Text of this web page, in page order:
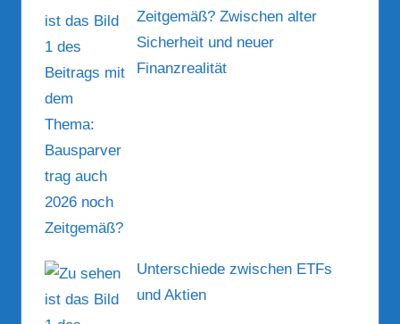
Zeitgemäß? Zwischen alter
Sicherheit und neuer
Finanzrealität
Unterschiede zwischen ETFs
und Aktien